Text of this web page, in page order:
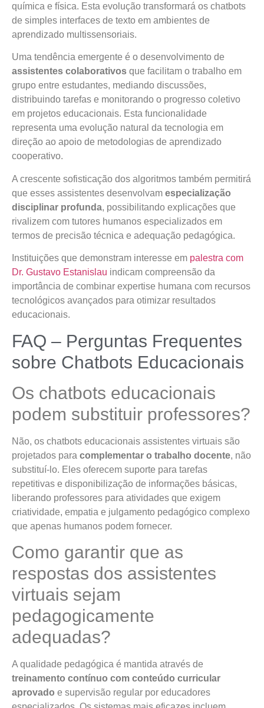
química e física. Esta evolução transformará os chatbots
de simples interfaces de texto em ambientes de
aprendizado multissensoriais.
Uma tendência emergente é o desenvolvimento de
assistentes colaborativos que facilitam o trabalho em
grupo entre estudantes, mediando discussões,
distribuindo tarefas e monitorando o progresso coletivo
em projetos educacionais. Esta funcionalidade
representa uma evolução natural da tecnologia em
direção ao apoio de metodologias de aprendizado
cooperativo.
A crescente sofisticação dos algoritmos também permitirá
que esses assistentes desenvolvam especialização
disciplinar profunda, possibilitando explicações que
rivalizem com tutores humanos especializados em
termos de precisão técnica e adequação pedagógica.
Instituições que demonstram interesse em palestra com
Dr. Gustavo Estanislau indicam compreensão da
importância de combinar expertise humana com recursos
tecnológicos avançados para otimizar resultados
educacionais.
FAQ – Perguntas Frequentes
sobre Chatbots Educacionais
Os chatbots educacionais
podem substituir professores?
Não, os chatbots educacionais assistentes virtuais são
projetados para complementar o trabalho docente, não
substituí-lo. Eles oferecem suporte para tarefas
repetitivas e disponibilização de informações básicas,
liberando professores para atividades que exigem
criatividade, empatia e julgamento pedagógico complexo
que apenas humanos podem fornecer.
Como garantir que as
respostas dos assistentes
virtuais sejam
pedagogicamente
adequadas?
A qualidade pedagógica é mantida através de
treinamento contínuo com conteúdo curricular
aprovado e supervisão regular por educadores